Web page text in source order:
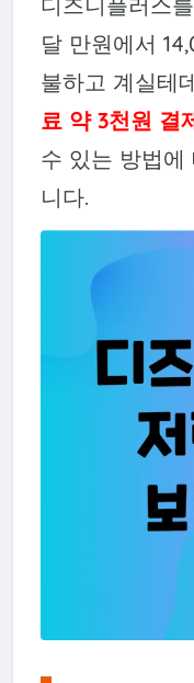
달 만원에서
불하고 계실테
료 약 3천원 결
수 있는 방법에
니다.